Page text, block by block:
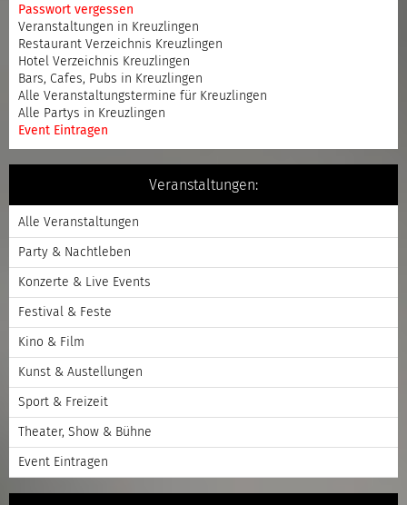
Passwort vergessen
Veranstaltungen in Kreuzlingen
Restaurant Verzeichnis Kreuzlingen
Hotel Verzeichnis Kreuzlingen
Bars, Cafes, Pubs in Kreuzlingen
Alle Veranstaltungstermine für Kreuzlingen
Alle Partys in Kreuzlingen
Event Eintragen
Veranstaltungen:
Alle Veranstaltungen
Party & Nachtleben
Konzerte & Live Events
Festival & Feste
Kino & Film
Kunst & Austellungen
Sport & Freizeit
Theater, Show & Bühne
Event Eintragen